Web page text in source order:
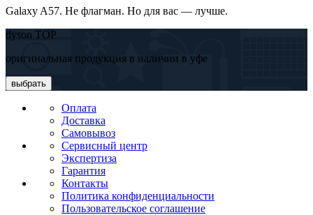
Galaxy A57. Не флагман. Но для вас — лучше.
dyson TOP
оригинальная продукция в наличии в уфе
выбрать
Оплата
Доставка
Самовывоз
Сервисный центр
Экспертиза
Гарантия
Контакты
Политика конфиденциальности
Пользовательское соглашение